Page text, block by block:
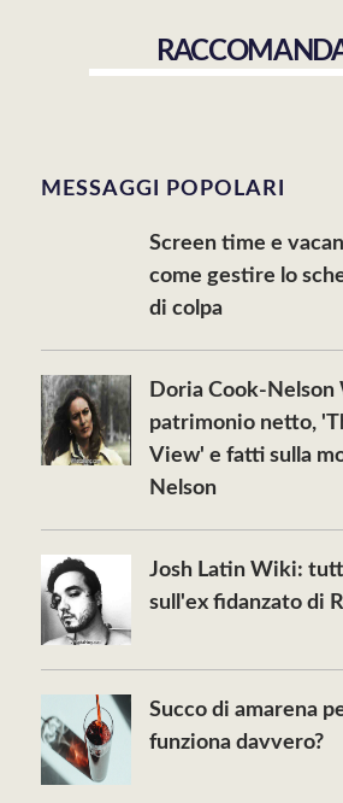
MESSAGGI POPOLARI
Screen time e
come gestire lo
di colpa
Doria Cook-
patrimonio netto,
View' e fatti sulla
Nelson
Josh Latin Wiki:
sull'ex fidanzato di
Succo di amarena
funziona davvero?